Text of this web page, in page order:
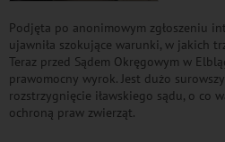
Podjęta po anonimowym zgłoszeniu
ujawniła szokujące warunki, w jakich
Teraz przed Sądem Okręgowym w
prawomocny wyrok. Jest dużo
rozstrzygnięcie iławskiego sądu, o co
ochroną praw zwierząt.